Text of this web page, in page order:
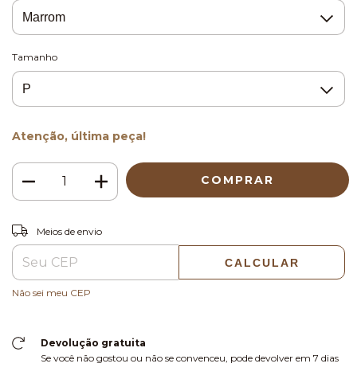
Tamanho
Atenção, última peça!
Entregas para o CEP:
Meios de envio
CALCULAR
Não sei meu CEP
Devolução gratuita
Se você não gostou ou não se convenceu, pode devolver em 7 dias